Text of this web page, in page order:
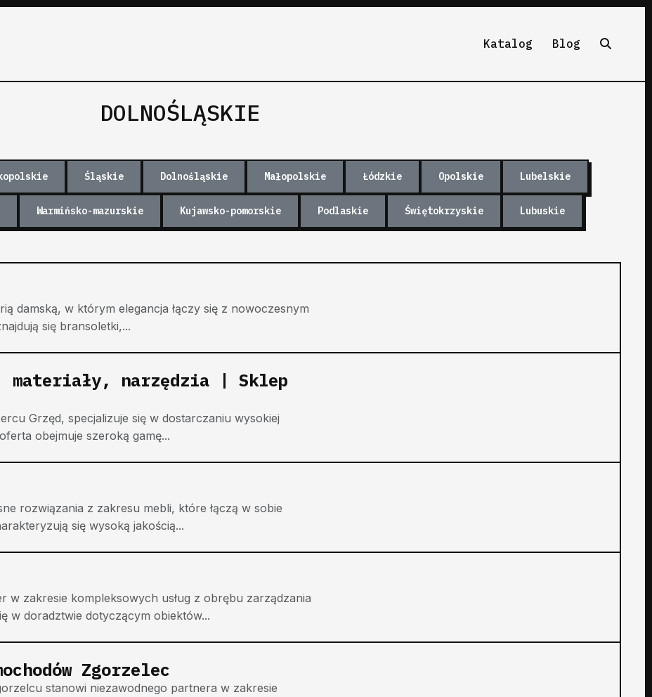
Katalog Blog
DOLNOŚLĄSKIE
Śląskie Dolnośląskie Małopolskie Łódzkie Opolskie Lubelskie
Warmińsko-mazurskie Kujawsko-pomorskie Podlaskie Świętokrzyskie Lubuskie
damską, w którym elegancja łączy się z nowoczesnym
się bransoletki,...
materiały, narzędzia | Sklep
Grzęd, specjalizuje się w dostarczaniu wysokiej
obejmuje szeroką gamę...
rozwiązania z zakresu mebli, które łączą w sobie
się wysoką jakością...
w zakresie kompleksowych usług z obrębu zarządzania
w doradztwie dotyczącym obiektów...
Zgorzelec
stanowi niezawodnego partnera w zakresie